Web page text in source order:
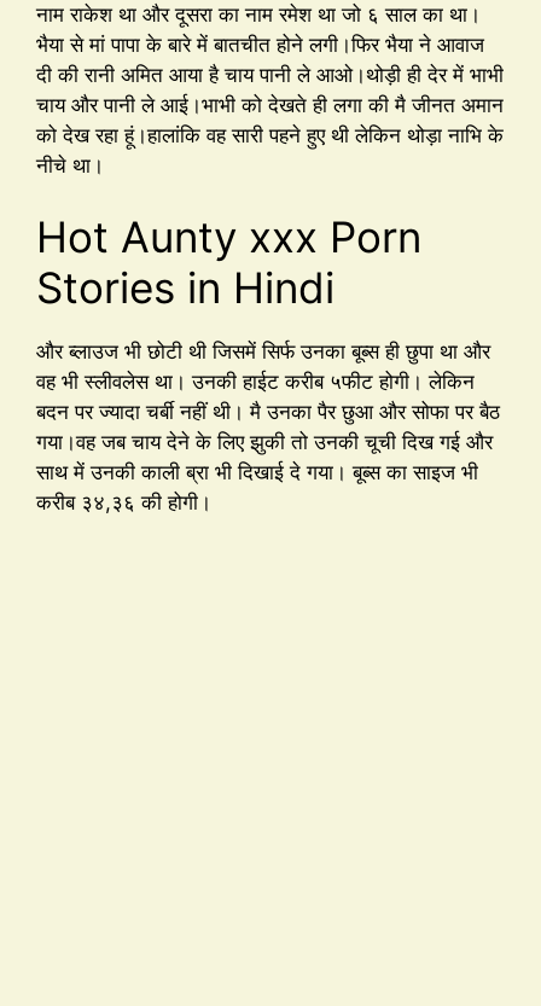
नाम राकेश था और दूसरा का नाम रमेश था जो ६ साल का था।
भैया से मां पापा के बारे में बातचीत होने लगी।फिर भैया ने आवाज
दी की रानी अमित आया है चाय पानी ले आओ।थोड़ी ही देर में भाभी
चाय और पानी ले आई।भाभी को देखते ही लगा की मै जीनत अमान
को देख रहा हूं।हालांकि वह सारी पहने हुए थी लेकिन थोड़ा नाभि के
नीचे था।
Hot Aunty xxx Porn
Stories in Hindi
और ब्लाउज भी छोटी थी जिसमें सिर्फ उनका बूब्स ही छुपा था और
वह भी स्लीवलेस था। उनकी हाईट करीब ५फीट होगी। लेकिन
बदन पर ज्यादा चर्बी नहीं थी। मै उनका पैर छुआ और सोफा पर बैठ
गया।वह जब चाय देने के लिए झुकी तो उनकी चूची दिख गई और
साथ में उनकी काली ब्रा भी दिखाई दे गया। बूब्स का साइज भी
करीब ३४,३६ की होगी।